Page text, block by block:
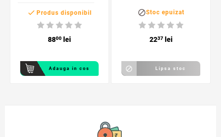
vagoane, magneti
de prindere, lemn
 Produs disponibil
8800lei
Adauga in cos
Stoc epuizat
2237lei
 Lipsa stoc